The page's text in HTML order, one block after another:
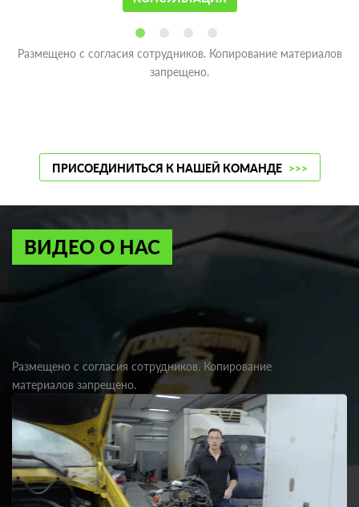
Размещено с согласия сотрудников. Копирование материалов
запрещено.
ПРИСОЕДИНИТЬСЯ К НАШЕЙ КОМАНДЕ >>>
ВИДЕО О НАС
Размещено с согласия сотрудников. Копирование
материалов запрещено.